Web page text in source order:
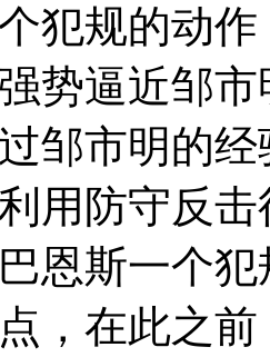
犯规的动
势逼近邹
邹市明的
用防守反
恩斯一个
，在此之